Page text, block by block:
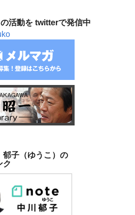
活動を twitterで発信中
子（ゆうこ）の
ク